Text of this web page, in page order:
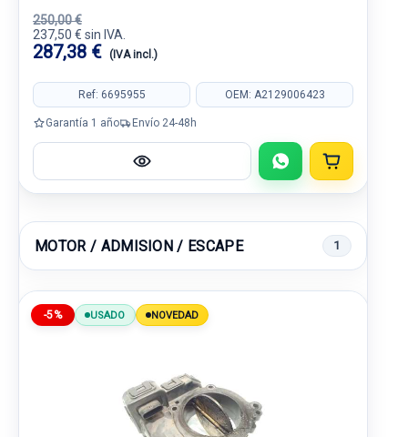
250,00 €
237,50 € sin IVA.
287,38 € (IVA incl.)
Ref: 6695955 OEM: A2129006423
Garantía 1 año Envío 24-48h
MOTOR / ADMISION / ESCAPE 1
-5% USADO NOVEDAD